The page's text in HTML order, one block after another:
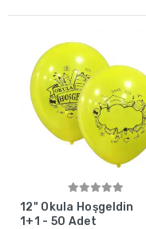
12" Okula Hoşgeldin
1+1 - 50 Adet